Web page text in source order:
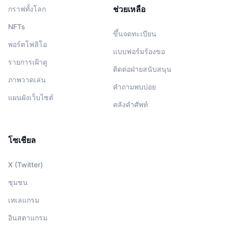
กราฟทั้งโลก
NFTs
พอร์ตโฟลิโอ
รายการเฝ้าดู
ภาพวาดเล่น
แผนผังเว็บไซต์
ช่วยเหลือ
ขึ้นจดทะเบียน
แบบฟอร์มร้องขอ
ติดต่อฝ่ายสนับสนุน
คำถามพบบ่อย
คลังคำศัพท์
โซเชียล
X (Twitter)
ชุมชน
เทเลแกรม
อินสตาแกรม